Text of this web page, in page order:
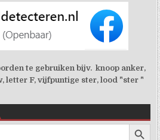
te gebruiken bijv. knoop anker,
letter F, vijfpuntige ster, lood "ster "